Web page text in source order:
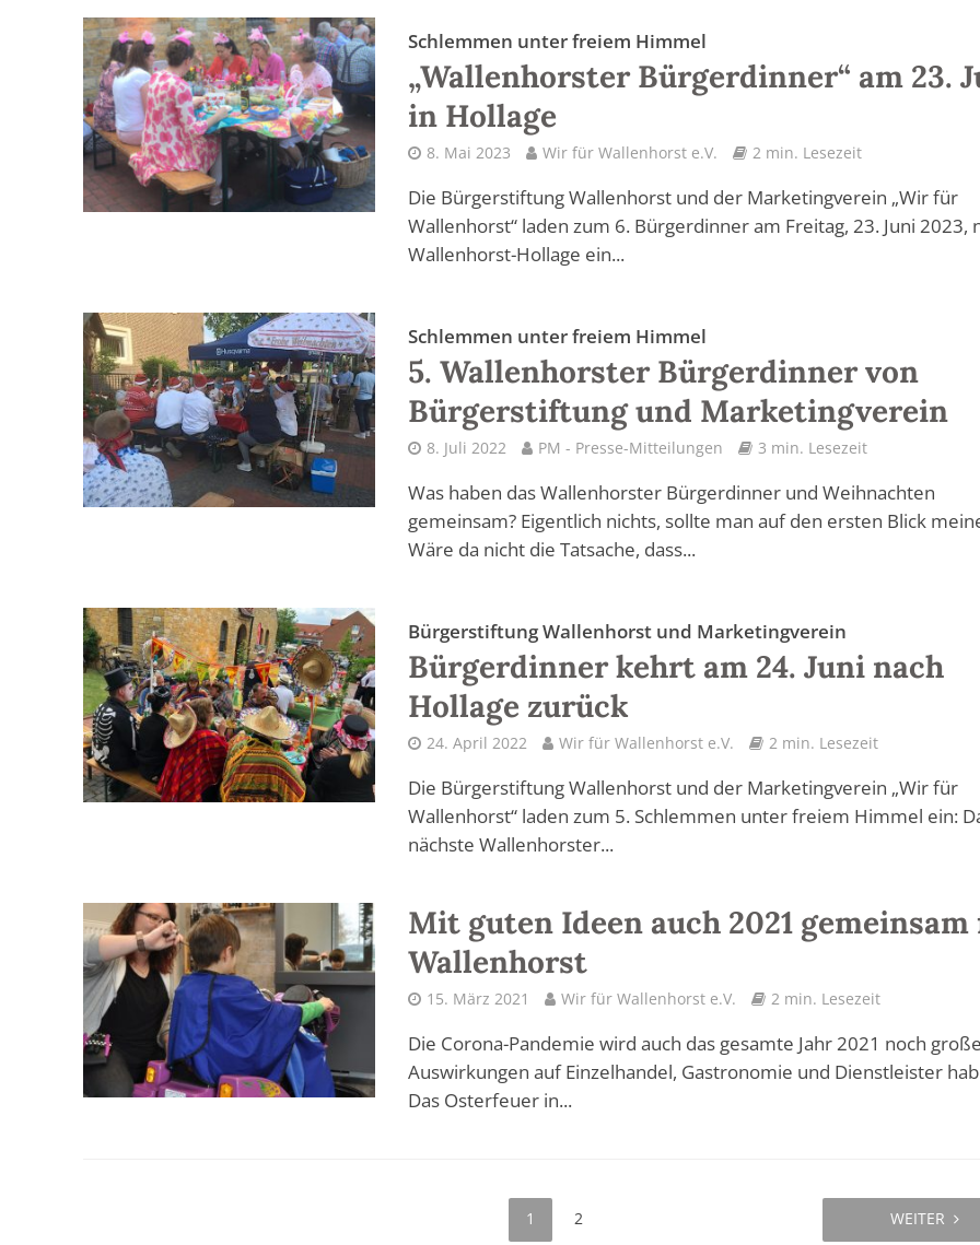
Schlemmen unter freiem Himmel
„Wallenhorster Bürgerdinner“ am 23.
in Hollage
8. Mai 2023 Wir für Wallenhorst e.V. 2 min. Lesezeit
Die Bürgerstiftung Wallenhorst und der Marketingverein „Wir für
Wallenhorst“ laden zum 6. Bürgerdinner am Freitag, 23. Juni 2023,
Wallenhorst-Hollage ein...
Schlemmen unter freiem Himmel
5. Wallenhorster Bürgerdinner von
Bürgerstiftung und Marketingverein
8. Juli 2022 PM - Presse-Mitteilungen 3 min. Lesezeit
Was haben das Wallenhorster Bürgerdinner und Weihnachten
gemeinsam? Eigentlich nichts, sollte man auf den ersten Blick
Wäre da nicht die Tatsache, dass...
Bürgerstiftung Wallenhorst und Marketingverein
Bürgerdinner kehrt am 24. Juni nach
Hollage zurück
24. April 2022 Wir für Wallenhorst e.V. 2 min. Lesezeit
Die Bürgerstiftung Wallenhorst und der Marketingverein „Wir für
Wallenhorst“ laden zum 5. Schlemmen unter freiem Himmel ein:
nächste Wallenhorster...
Mit guten Ideen auch 2021
Wallenhorst
15. März 2021 Wir für Wallenhorst e.V. 2 min. Lesezeit
Die Corona-Pandemie wird auch das gesamte Jahr 2021 noch
Auswirkungen auf Einzelhandel, Gastronomie und Dienstleister
Das Osterfeuer in...
1 2 WEITER